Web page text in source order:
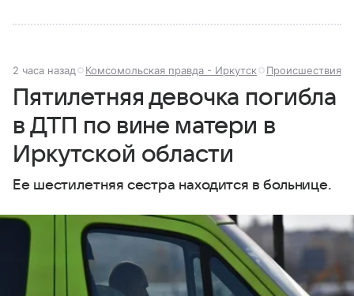
2 часа назад Комсомольская правда - Иркутск Происшествия
Пятилетняя девочка погибла
в ДТП по вине матери в
Иркутской области
Ее шестилетняя сестра находится в больнице.